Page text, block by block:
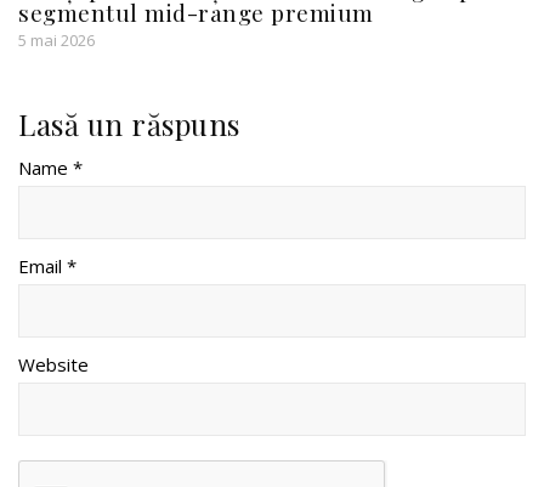
segmentul mid-range premium
5 mai 2026
Lasă un răspuns
Name *
Email *
Website